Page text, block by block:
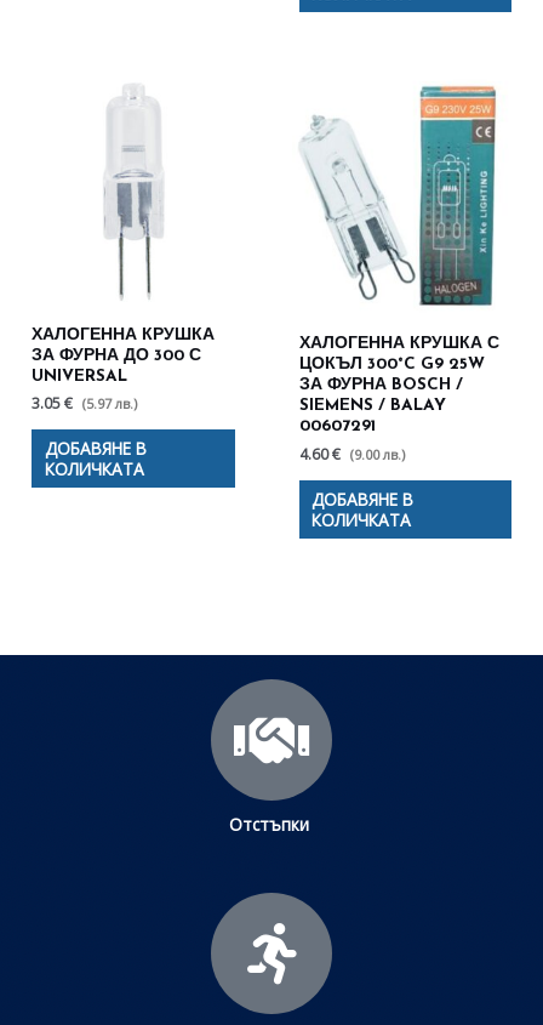
ХАЛОГЕННА КРУШКА
ЗА ФУРНА ДО 300 С
UNIVERSAL
3.05 € (5.97 лв.)
ДОБАВЯНЕ В
КОЛИЧКАТА
ХАЛОГЕННА КРУШКА С
ЦОКЪЛ 300°C G9 25W
ЗА ФУРНА BOSCH /
SIEMENS / BALAY
00607291
4.60 € (9.00 лв.)
ДОБАВЯНЕ В
КОЛИЧКАТА
Отстъпки